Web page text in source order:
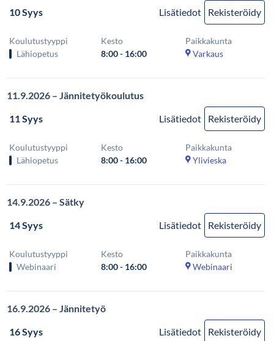
10 Syys Lisätiedot Rekisteröidy
Koulutustyyppi
Lähiopetus
Kesto
8:00 - 16:00
Paikkakunta
Varkaus
11.9.2026 – Jännitetyökoulutus
11 Syys
Lisätiedot Rekisteröidy
Koulutustyyppi
Lähiopetus
Kesto
8:00 - 16:00
Paikkakunta
Ylivieska
14.9.2026 – Sätky
14 Syys
Lisätiedot Rekisteröidy
Koulutustyyppi
Webinaari
Kesto
8:00 - 16:00
Paikkakunta
Webinaari
16.9.2026 – Jännitetyö
16 Syys
Lisätiedot Rekisteröidy